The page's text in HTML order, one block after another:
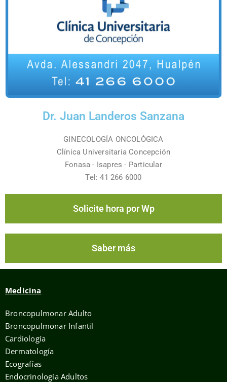
Dr. Juan Landeros Sanzana
GINECOLOGÍA ONCOLÓGICA
Clínica Universitaria Concepción
Fonasa - Isapres - Particular
Tel: 41 266 6000
Solicite hora por Wp
Saber más
Medicina
Broncopulmonar Adulto
Broncopulmonar Infantil
Cardiología
Dermatología
Ecografías
Endocrinología Adultos